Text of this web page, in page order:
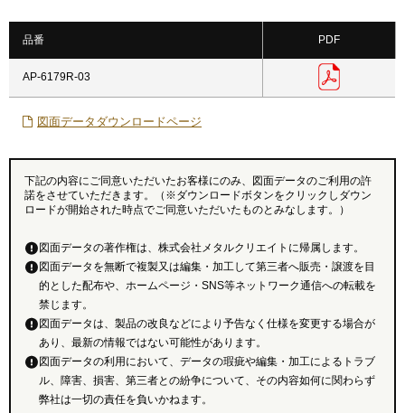
品番 PDF
AP-6179R-03
図面データダウンロードページ
下記の内容にご同意いただいたお客様にのみ、図面データのご利用の許
諾をさせていただきます。（※ダウンロードボタンをクリックしダウン
ロードが開始された時点でご同意いただいたものとみなします。）
図面データの著作権は、株式会社メタルクリエイトに帰属します。
図面データを無断で複製又は編集・加工して第三者へ販売・譲渡を目
的とした配布や、ホームページ・SNS等ネットワーク通信への転載を
禁じます。
図面データは、製品の改良などにより予告なく仕様を変更する場合が
あり、最新の情報ではない可能性があります。
図面データの利用において、データの瑕疵や編集・加工によるトラブ
ル、障害、損害、第三者との紛争について、その内容如何に関わらず
弊社は一切の責任を負いかねます。